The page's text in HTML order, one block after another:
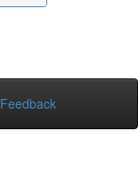
Feedback